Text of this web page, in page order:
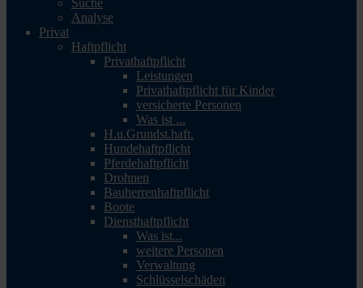
Suche
Analyse
Privat
Haftpflicht
Privathaftpflicht
Leistungen
Privathaftpflicht für Kinder
versicherte Personen
Was ist ...
H.u.Grundst.haft.
Hundehaftpflicht
Pferdehaftpflicht
Drohnen
Bauherrenhaftpflicht
Boote
Diensthaftpflicht
Was ist...
weitere Personen
Verwaltung
Schlüsselschäden